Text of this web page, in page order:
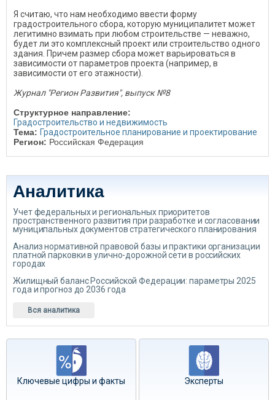
Я считаю, что нам необходимо ввести форму
градостроительного сбора, которую муниципалитет может
легитимно взимать при любом строительстве — неважно,
будет ли это комплексный проект или строительство одного
здания. Причем размер сбора может варьироваться в
зависимости от параметров проекта (например, в
зависимости от его этажности).
Журнал "Регион Развития", выпуск №8
Структурное направление:
Градостроительство и недвижимость
Тема: Градостроительное планирование и проектирование
Регион: Российская Федерация
Аналитика
Учет федеральных и региональных приоритетов
пространственного развития при разработке и согласовании
муниципальных документов стратегического планирования
Анализ нормативной правовой базы и практики организации
платной парковки в улично-дорожной сети в российских
городах
Жилищный баланс Российской Федерации: параметры 2025
года и прогноз до 2036 года
Вся аналитика
Ключевые цифры и факты Эксперты